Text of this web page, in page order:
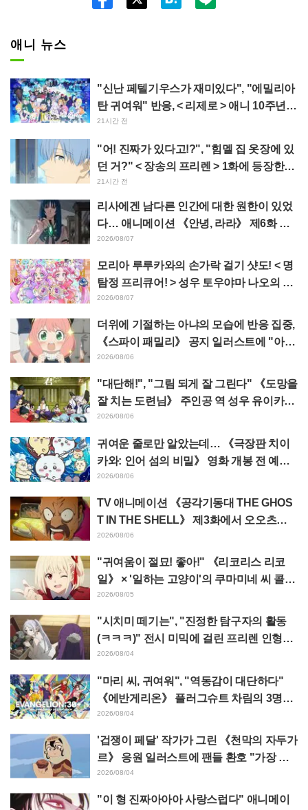
애니 뉴스
"신난 페텔기우스가 재미있다", "에밀리아
탄 귀여워" 반응, < 리제로 > 애니 10주년
기념 이벤트 비주얼 공개
21시간 전
"어! 진짜가 있다고!?", "힘멜 집 옷장에 있
던 거?" < 장송의 프리렌 > 1화에 등장한
'암흑룡의 뿔' 공개에 팬들 경악
21시간 전
리사에겐 남다른 인간에 대한 원한이 있었
다… 애니메이션 《안녕, 라라》 제6화 줄
거리·선공개 컷 공개
2026/08/07
모리아 루루카와의 손가락 걸기 샷도! < 명
탐정 프리큐어! > 성우 토우야마 나오의 드
림 스테이지 관람 보고에 "W 아르카나다"
반응
2026/08/07
더위에 기절하는 아냐의 모습에 반응 집중,
《스파이 패밀리》 공지 일러스트에 "아냐
가 녹고 있다"
2026/08/06
"대단해!", "그림 되게 잘 그린다" 《도망을
잘 치는 도련님》 주인공 역 성우 유이카와
아사키의 제13화 ED 일러스트에 찬사 속
출
2026/08/06
귀여운 줄로만 알았는데… 《극장판 치이
카와: 인어 섬의 비밀》 영화 개봉 전 예습
영상이 "생각 이상으로 가혹하다", "노동
얘기뿐이다"라며 갭에 놀라는 목소리
2026/08/06
TV 애니메이션 《공각기동대 THE GHOS
T IN THE SHELL》 제3화에서 오오츠카
아키오가 연기하는 마레스 대령 등장! 캐스
트 코멘트 & 엔드 카드 공개
2026/08/06
"귀여움이 절묘! 좋아!" 《리코리스 리코
일》 × '일하는 고양이'의 쿠마미네 씨 콜라
보 발표에 "좋아!" 반응 잇따라
2026/08/05
"시치미 떼기는", "진정한 탐구자의 활동
(ㅋㅋㅋ)" 전시 미믹에 걸린 프리렌 인형에
태클 쇄도 《장송의 프리렌》
2026/08/04
"마리 씨, 귀여워", "역동감이 대단하다"
《에반게리온》 플러그슈트 차림의 3명을
그린 마츠바라 히데노리 씨의 아름다운 드
로잉 공개에 화제
2026/08/04
'겁쟁이 페달' 작가가 그린 《천막의 자두가
르》 응원 일러스트에 팬들 환호 "가장 평
소 그림체가 다른 사람이 그리면 이렇게 된
다"
2026/08/04
"이 형 진짜아아아 사랑스럽다" 애니메이